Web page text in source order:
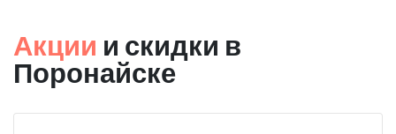
Акции и скидки в
Поронайске